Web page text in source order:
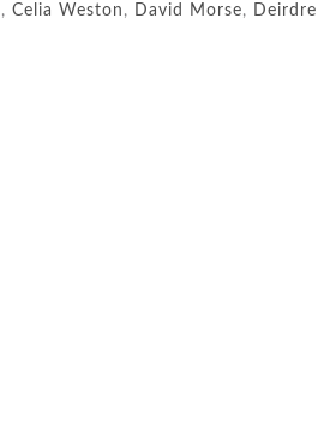
, Celia Weston , David Morse,
Deirdre